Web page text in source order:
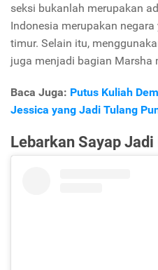
seksi bukanlah merupakan
Indonesia merupakan
timur. Selain itu,
juga menjadi bagian Marsha
Baca Juga: Putus Kuliah
Jessica yang Jadi Tulang
Lebarkan Sayap